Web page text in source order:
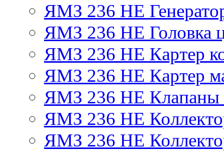
ЯМЗ 236 НЕ
ЯМЗ 236 НЕ Головка
ЯМЗ 236 НЕ Картер
ЯМЗ 236 НЕ Картер
ЯМЗ 236 НЕ Клапаны
ЯМЗ 236 НЕ
ЯМЗ 236 НЕ